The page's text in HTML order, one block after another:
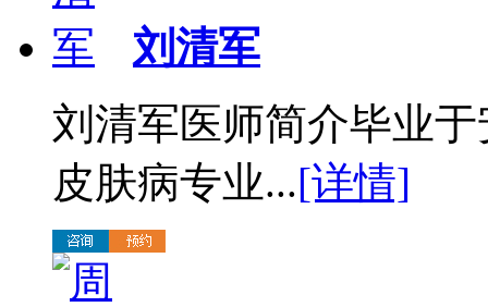
刘清军
刘清军医师简介毕业
皮肤病专业...[详情]